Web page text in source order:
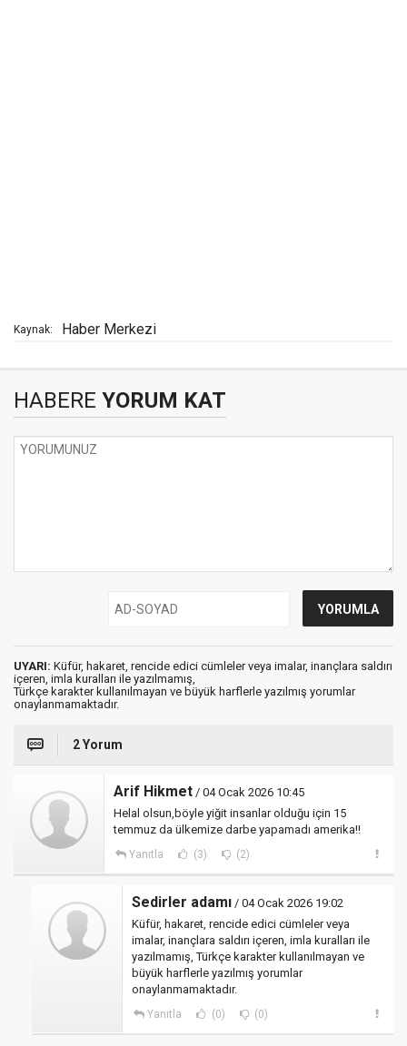
Kaynak: Haber Merkezi
HABERE YORUM KAT
UYARI: Küfür, hakaret, rencide edici cümleler veya imalar, inançlara saldırı
içeren, imla kuralları ile yazılmamış,
Türkçe karakter kullanılmayan ve büyük harflerle yazılmış yorumlar
onaylanmamaktadır.
2 Yorum
Arif Hikmet / 04 Ocak 2026 10:45
Helal olsun,böyle yiğit insanlar olduğu için 15
temmuz da ülkemize darbe yapamadı amerika!!
Yanıtla (3) (2)
Sedirler adamı / 04 Ocak 2026 19:02
Küfür, hakaret, rencide edici cümleler veya
imalar, inançlara saldırı içeren, imla kuralları ile
yazılmamış, Türkçe karakter kullanılmayan ve
büyük harflerle yazılmış yorumlar
onaylanmamaktadır.
Yanıtla (0) (0)